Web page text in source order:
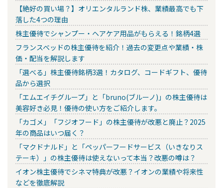
【絶好の買い場？】オリエンタルランド株、業績最高でも下
落した4つの理由
株主優待でシャンプー・ヘアケア用品がもらえる！銘柄4選
フランスベッドの株主優待を紹介！過去の変更点や業績・株
価・配当を解説します
「選べる」株主優待銘柄3選！カタログ、コードギフト、優待
品から選択
「エムエイチグループ」と「bruno(ブルーノ)」の株主優待は
美容好き必見！優待の使い方をご紹介します。
「カゴメ」「フジオフード」の株主優待が改悪と廃止？2025
年の商品はいつ届く？
「マクドナルド」と「ペッパーフードサービス（いきなりス
テーキ）」の株主優待は使えないって本当？改悪の噂は？
イオン株主優待でシネマ特典が改悪？イオンの業績や将来性
などを徹底解説